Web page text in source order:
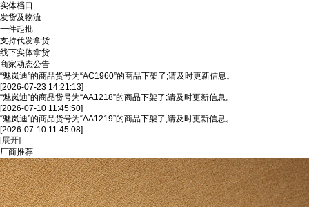
实体档口
发货及物流
一件起批
支持代发拿货
线下实体拿货
商家动态公告
“魅岚迪”的商品货号为“AC1960”的商品下架了;请及时更新信息。
[2026-07-23 14:21:13]
“魅岚迪”的商品货号为“AA1218”的商品下架了;请及时更新信息。
[2026-07-10 11:45:50]
“魅岚迪”的商品货号为“AA1219”的商品下架了;请及时更新信息。
[2026-07-10 11:45:08]
[展开]
厂商推荐